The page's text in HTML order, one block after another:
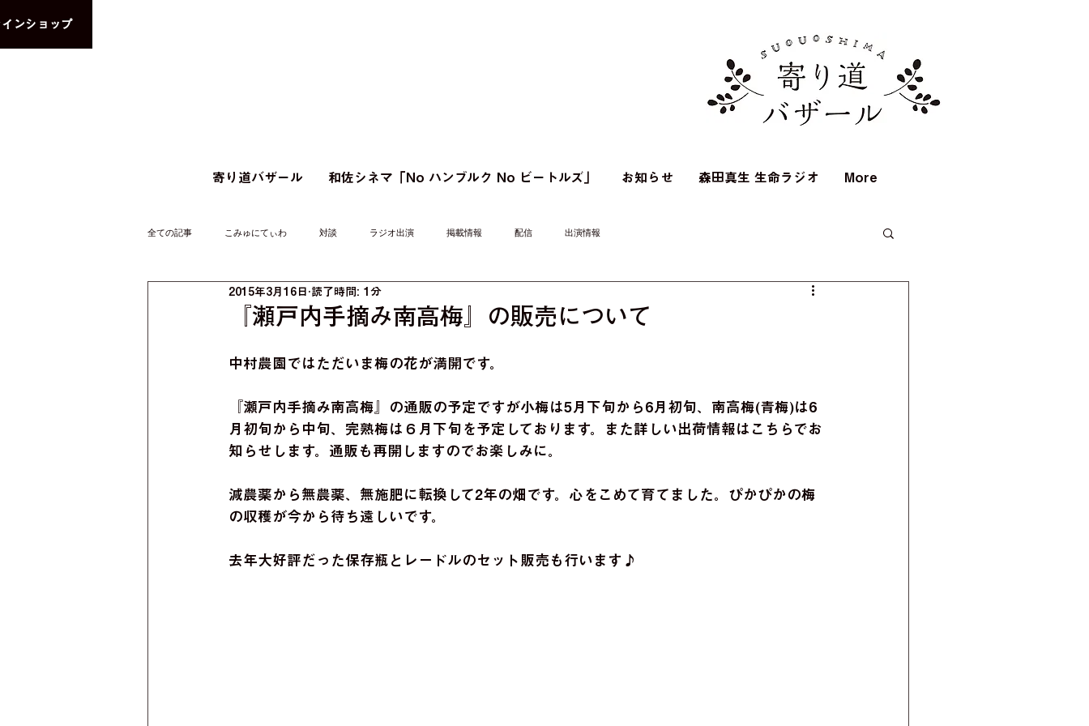
ンショップ
寄り道バザール 和佐シネマ「No ハンブルク No ビートルズ」 お知らせ 森田真生 生命ラジオ More
全ての記事 こみゅにてぃわ 対談 ラジオ出演 掲載情報 配信 出演情報
『瀬戸内手摘み南高梅』の販売について
2015年3月16日 読了時間: 1分
中村農園ではただいま梅の花が満開です。
『瀬戸内手摘み南高梅』の通販の予定ですが小梅は5月下旬から6月初旬、南高梅(青梅)は6
月初旬から中旬、完熟梅は６月下旬を予定しております。また詳しい出荷情報はこちらでお
知らせします。通販も再開しますのでお楽しみに。
減農薬から無農薬、無施肥に転換して2年の畑です。心をこめて育てました。ぴかぴかの梅
の収穫が今から待ち遠しいです。
去年大好評だった保存瓶とレードルのセット販売も行います♪